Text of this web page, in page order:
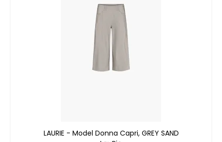
LAURIE - Model Donna Capri, GREY SAND